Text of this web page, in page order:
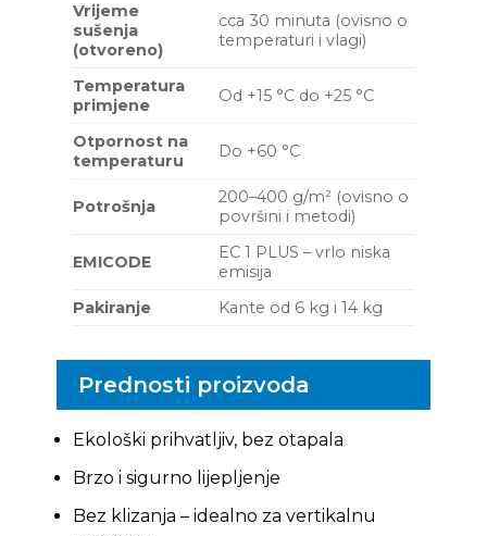
Vrijeme
sušenja
(otvoreno)
cca 30 minuta (ovisno o
temperaturi i vlagi)
Temperatura
primjene
Od +15 °C do +25 °C
Otpornost na
temperaturu
Do +60 °C
Potrošnja
200–400 g/m² (ovisno o
površini i metodi)
EMICODE
EC 1 PLUS – vrlo niska
emisija
Pakiranje
Kante od 6 kg i 14 kg
Prednosti proizvoda
Ekološki prihvatljiv, bez otapala
Brzo i sigurno lijepljenje
Bez klizanja – idealno za vertikalnu